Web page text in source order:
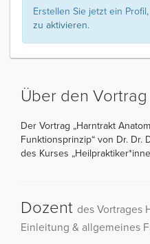
Erstellen Sie jetzt ein Profil
zu aktivieren.
Über den Vortrag
Der Vortrag „Harntrakt
Funktionsprinzip“ von Dr. Dr.
des Kurses
Dozent des Vortrages
Einleitung & allgemeines